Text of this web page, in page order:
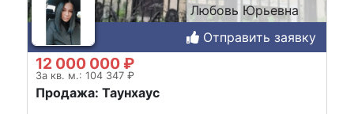
Любовь Юрьевна
Отправить заявку
12 000 000 ₽
За кв. м.: 104 347 ₽
Продажа: Таунхаус